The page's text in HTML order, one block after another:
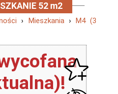
52 m2
› Mieszkania› M4 (3